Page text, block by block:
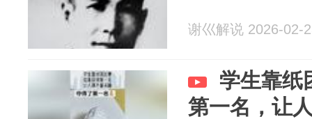
谢巛解说 2026-02-
学生靠纸
第一名，让